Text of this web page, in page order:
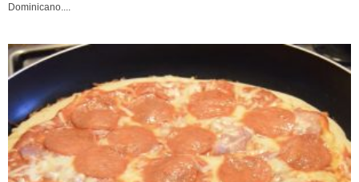
Dominicano....